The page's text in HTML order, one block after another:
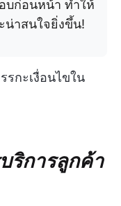
บก่อนหน้า ทำให้
น่าสนใจยิ่งขึ้น!
รกะเงื่อนไขใน
ริการลูกค้า